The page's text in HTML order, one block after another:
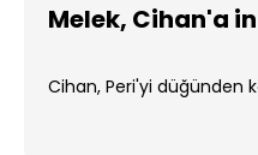
Melek, Cihan'a
Cihan, Peri'yi düğünden